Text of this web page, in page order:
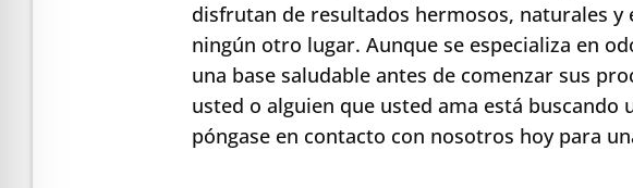
disfrutan de resultados hermosos, naturales y
ningún otro lugar. Aunque se especializa en
una base saludable antes de comenzar sus
usted o alguien que usted ama está buscando
póngase en contacto con nosotros hoy para